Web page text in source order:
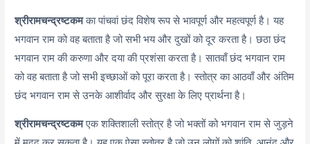
श्रीरामचन्द्रष्टकमका पांचवां छंद विशेष रूप से भावपूर्ण और महत्वपूर्ण है। यह
भगवान राम को वह बताता है जो सभी भय और दुखों को दूर करता है। छठा छंद
भगवान राम की करुणा और दया की प्रशंसा करता है। सातवाँ छंद भगवान राम
को वह बताता है जो सभी इच्छाओं को पूरा करता है। स्तोत्र का आठवाँ और अंतिम
छंद भगवान राम से उनके आशीर्वाद और सुरक्षा के लिए प्रार्थना है।
श्रीरामचन्द्रष्टकमएक शक्तिशाली स्तोत्र है जो भक्तों को भगवान राम से जुड़ने